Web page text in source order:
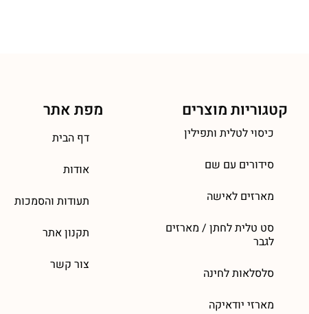
קטגוריות מוצרים
כיסוי לטלית ותפילין
סידורים עם שם
מארזים לאישה
סט טלית לחתן / מארזים
לגבר
סלסלאות לחינה
מארזי יודאיקה
מפת אתר
דף הבית
אודות
תעודות והסמכות
תקנון אתר
צור קשר